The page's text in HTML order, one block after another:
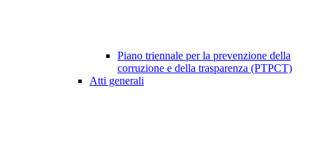
Piano triennale per la prevenzione della
corruzione e della trasparenza (PTPCT)
Atti generali